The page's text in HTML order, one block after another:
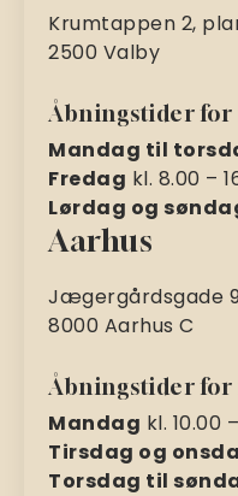
Krumtappen 2,
2500 Valby
Åbningstider
Mandag til
Fredag kl. 8.00 –
Lørdag og
Aarhus
Jægergårdsgade
8000 Aarhus C
Åbningstider
Mandag kl. 10.00
Tirsdag og
Torsdag til